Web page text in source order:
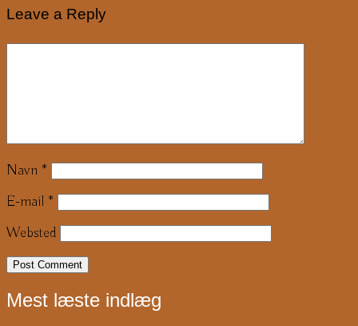
Leave a Reply
Navn *
E-mail *
Websted
Mest læste indlæg